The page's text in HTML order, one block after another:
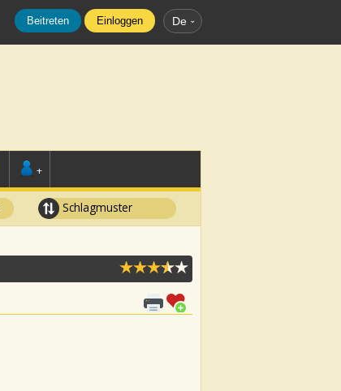
Beitreten Einloggen De
+
Schlagmuster